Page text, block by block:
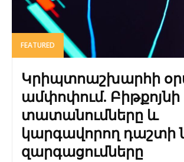
FEATURED
Կրիպտոաշխարհի
ամփոփում. Բիթքոյնի
տատանումները և
կարգավորող դաշտի
զարգացումները